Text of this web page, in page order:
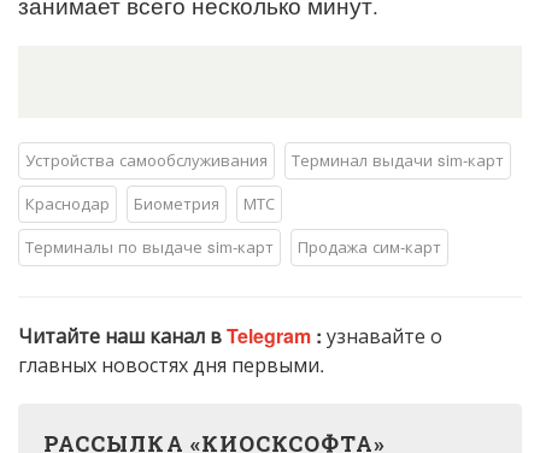
Устройства самообслуживания
Терминал выдачи sim-карт
Краснодар
Биометрия
МТС
Терминалы по выдаче sim-карт
Продажа сим-карт
Читайте наш канал вTelegram : узнавайте о
главных новостях дня первыми.
РАССЫЛКА «КИОСКСОФТА»